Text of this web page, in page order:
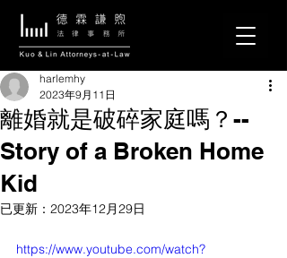
離婚就是破碎家庭嗎？--
Story of a Broken Home
Kid
harlemhy
2023年9月11日
已更新： 2023年12月29日
https://www.youtube.com/watch?